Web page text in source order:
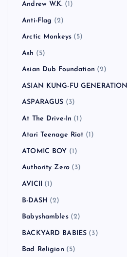
Andrew W.K. (1)
Anti-Flag (2)
Arctic Monkeys (5)
Ash (5)
Asian Dub Foundation (2)
ASIAN KUNG-FU GENERATION
ASPARAGUS (3)
At The Drive-In (1)
Atari Teenage Riot (1)
ATOMIC BOY (1)
Authority Zero (3)
AVICII (1)
B-DASH (2)
Babyshambles(2)
BACKYARD BABIES (3)
Bad Religion (5)